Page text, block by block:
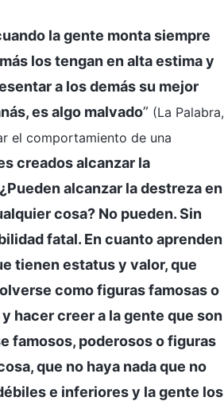
la gente monta siempre
los tengan en alta estima y
a los demás su mejor
es algo malvado” (La Palabra,
el comportamiento de una
creados alcanzar la
alcanzar la destreza en
cosa? No pueden. Sin
fatal. En cuanto aprenden
tienen estatus y valor, que
como figuras famosas o
hacer creer a la gente que son
famosos, poderosos o figuras
que no haya nada que no
e inferiores y la gente los